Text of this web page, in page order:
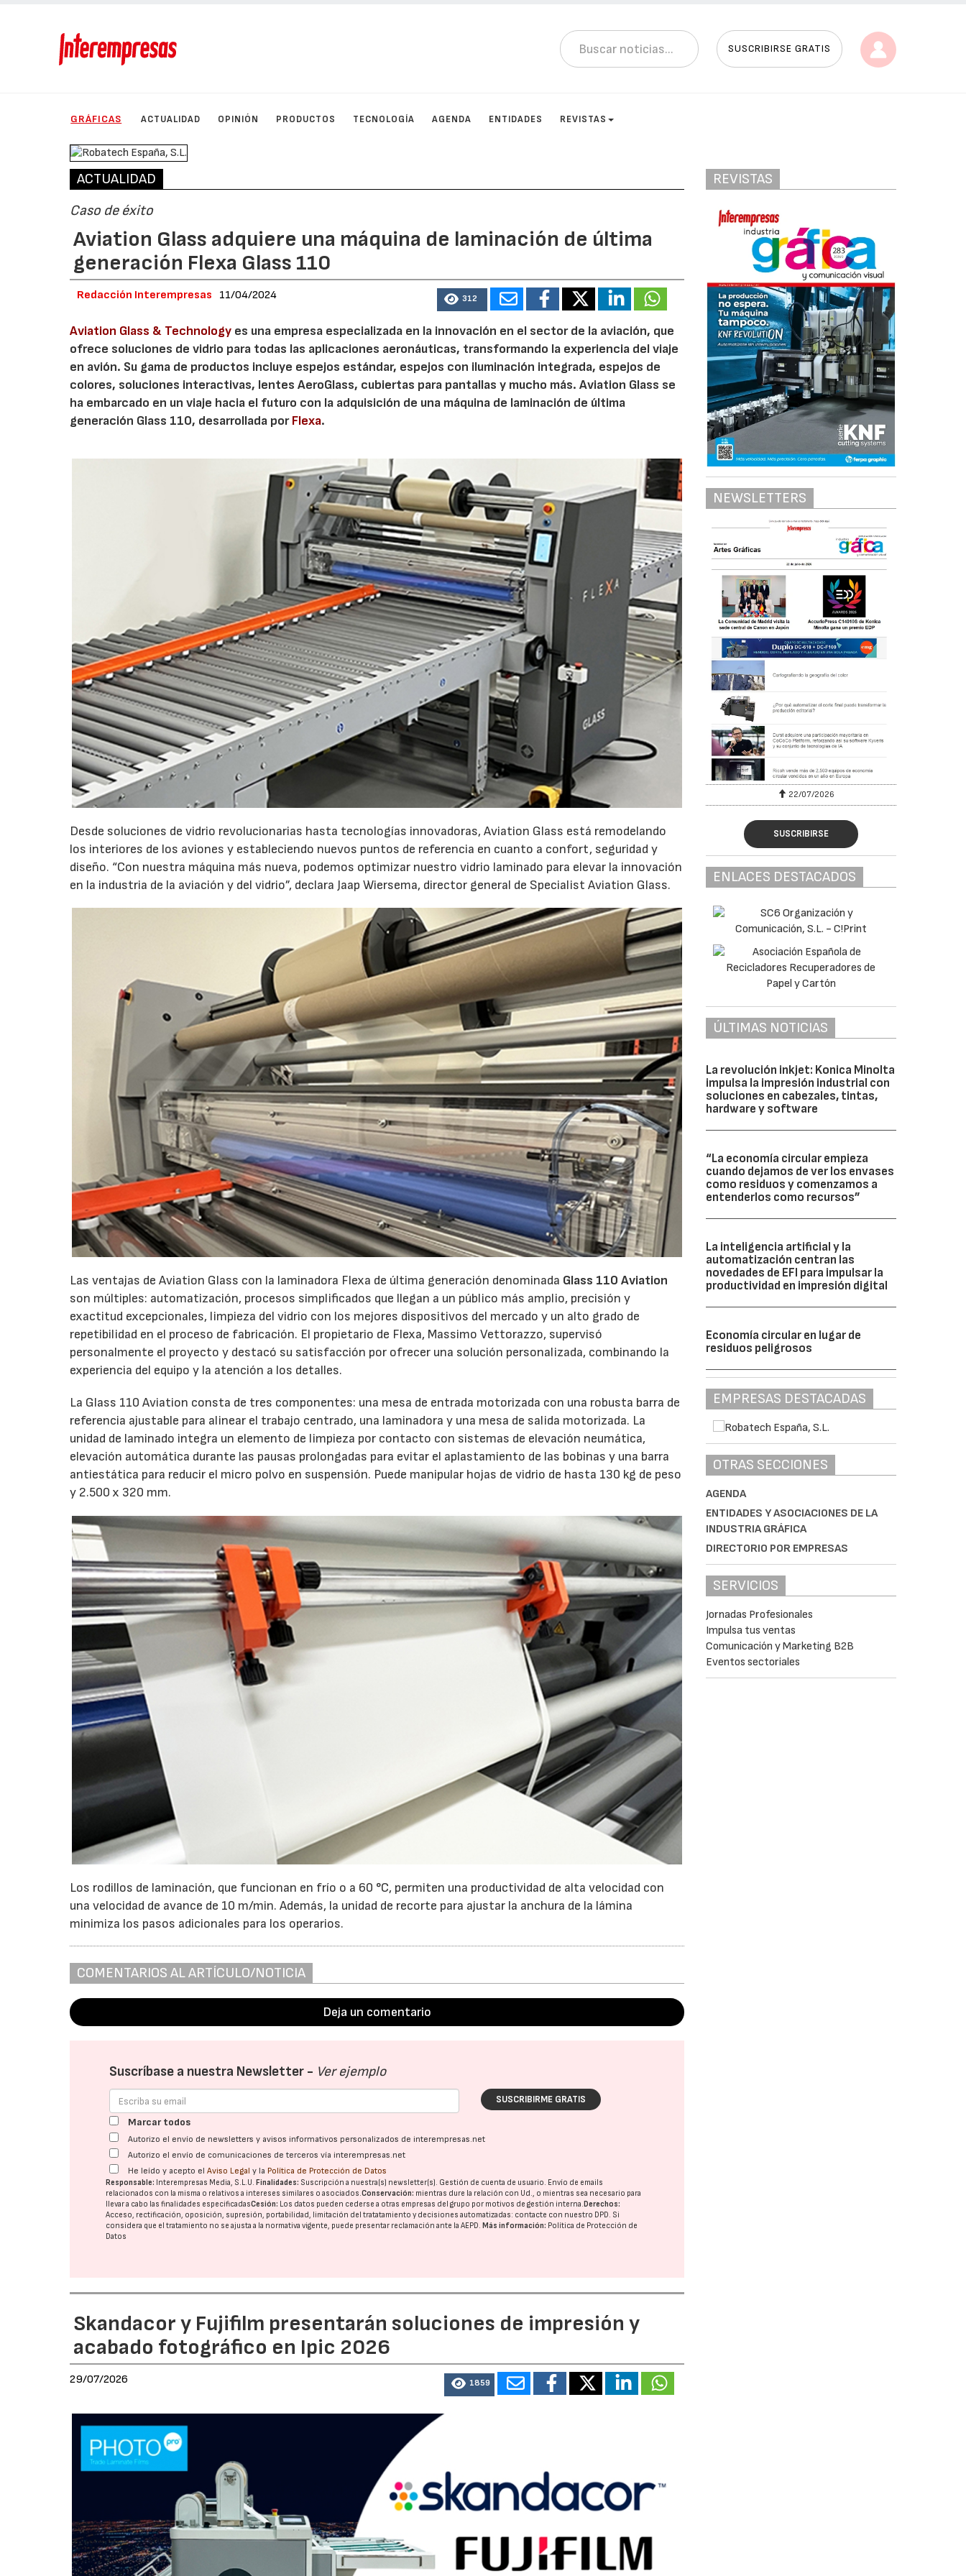
SUSCRIBIRSE GRATIS
GRÁFICAS ACTUALIDAD OPINIÓN PRODUCTOS TECNOLOGÍA AGENDA ENTIDADES REVISTAS
ACTUALIDAD
Caso de éxito
Aviation Glass adquiere una máquina de laminación de última
generación Flexa Glass 110
Redacción Interempresas 11/04/2024 312
Aviation Glass & Technology es una empresa especializada en la innovación en el sector de la aviación, que
ofrece soluciones de vidrio para todas las aplicaciones aeronáuticas, transformando la experiencia del viaje
en avión. Su gama de productos incluye espejos estándar, espejos con iluminación integrada, espejos de
colores, soluciones interactivas, lentes AeroGlass, cubiertas para pantallas y mucho más. Aviation Glass se
ha embarcado en un viaje hacia el futuro con la adquisición de una máquina de laminación de última
generación Glass 110, desarrollada porFlexa.
Desde soluciones de vidrio revolucionarias hasta tecnologías innovadoras, Aviation Glass está remodelando
los interiores de los aviones y estableciendo nuevos puntos de referencia en cuanto a confort, seguridad y
diseño. “Con nuestra máquina más nueva, podemos optimizar nuestro vidrio laminado para elevar la innovación
en la industria de la aviación y del vidrio”, declara Jaap Wiersema, director general de Specialist Aviation Glass.
Las ventajas de Aviation Glass con la laminadora Flexa de última generación denominada Glass 110 Aviation
son múltiples: automatización, procesos simplificados que llegan a un público más amplio, precisión y
exactitud excepcionales, limpieza del vidrio con los mejores dispositivos del mercado y un alto grado de
repetibilidad en el proceso de fabricación. El propietario de Flexa, Massimo Vettorazzo, supervisó
personalmente el proyecto y destacó su satisfacción por ofrecer una solución personalizada, combinando la
experiencia del equipo y la atención a los detalles.
La Glass 110 Aviation consta de tres componentes: una mesa de entrada motorizada con una robusta barra de
referencia ajustable para alinear el trabajo centrado, una laminadora y una mesa de salida motorizada. La
unidad de laminado integra un elemento de limpieza por contacto con sistemas de elevación neumática,
elevación automática durante las pausas prolongadas para evitar el aplastamiento de las bobinas y una barra
antiestática para reducir el micro polvo en suspensión. Puede manipular hojas de vidrio de hasta 130 kg de peso
y 2.500 x 320 mm.
Los rodillos de laminación, que funcionan en frío o a 60 °C, permiten una productividad de alta velocidad con
una velocidad de avance de 10 m/min. Además, la unidad de recorte para ajustar la anchura de la lámina
minimiza los pasos adicionales para los operarios.
COMENTARIOS AL ARTÍCULO/NOTICIA
Deja un comentario
Suscríbase a nuestra Newsletter - Ver ejemplo
SUSCRIBIRME GRATIS
Marcar todos
Autorizo el envío de newsletters y avisos informativos personalizados de interempresas.net
Autorizo el envío de comunicaciones de terceros vía interempresas.net
He leído y acepto elAviso Legal y la Política de Protección de Datos
Responsable: Interempresas Media, S.L.U. Finalidades: Suscripción a nuestra(s) newsletter(s). Gestión de cuenta de usuario. Envío de emails
relacionados con la misma o relativos a intereses similares o asociados.Conservación: mientras dure la relación con Ud., o mientras sea necesario para
llevar a cabo las finalidades especificadasCesión: Los datos pueden cederse a otras empresas del grupo por motivos de gestión interna. Derechos:
Acceso, rectificación, oposición, supresión, portabilidad, limitación del tratatamiento y decisiones automatizadas: contacte con nuestro DPD. Si
considera que el tratamiento no se ajusta a la normativa vigente, puede presentar reclamación ante laAEPD. Más información: Política de Protección de
Datos
Skandacor y Fujifilm presentarán soluciones de impresión y
acabado fotográfico en Ipic 2026
29/07/2026 1859
REVISTAS
NEWSLETTERS
22/07/2026 22/07/2026
SUSCRIBIRSE
ENLACES DESTACADOS
ÚLTIMAS NOTICIAS
La revolución inkjet: Konica Minolta
impulsa la impresión industrial con
soluciones en cabezales, tintas,
hardware y software
“La economía circular empieza
cuando dejamos de ver los envases
como residuos y comenzamos a
entenderlos como recursos”
La inteligencia artificial y la
automatización centran las
novedades de EFI para impulsar la
productividad en impresión digital
Economía circular en lugar de
residuos peligrosos
EMPRESAS DESTACADAS
OTRAS SECCIONES
AGENDA
ENTIDADES Y ASOCIACIONES DE LA
INDUSTRIA GRÁFICA
DIRECTORIO POR EMPRESAS
SERVICIOS
Jornadas Profesionales
Impulsa tus ventas
Comunicación y Marketing B2B
Eventos sectoriales